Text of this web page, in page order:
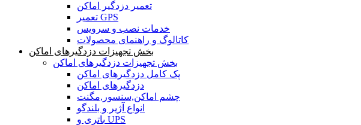
تعمیر دزدگیر اماکن
تعمیر GPS
خدمات نصب و سرویس
کاتالوگ و راهنمای محصولات
بخش تجهیزات دزدگیرهای اماکن
بخش تجهیزات دزدگیرهای اماکن
پک کامل دزدگیرهای اماکن
دزدگیرهای اماکن
چشم اماکن,سنسور,مگنت
انواع آژیر و بلندگو
باتری و UPS